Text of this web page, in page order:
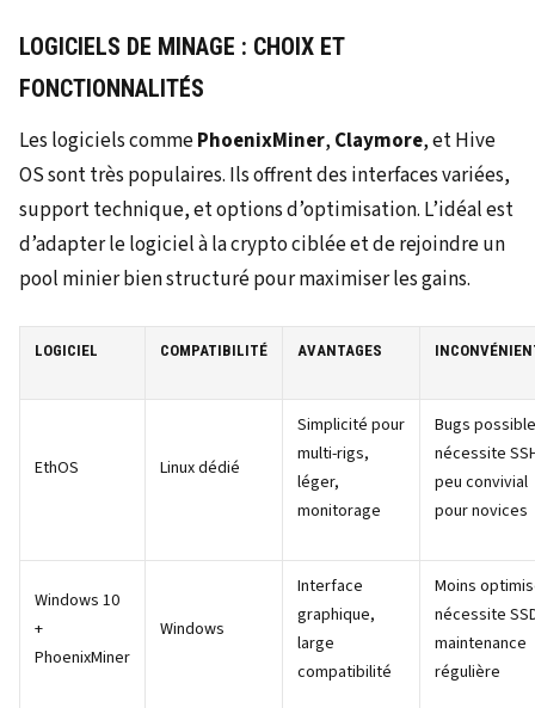
LOGICIELS DE MINAGE : CHOIX ET
FONCTIONNALITÉS
Les logiciels commePhoenixMiner, Claymore, et Hive
OS sont très populaires. Ils offrent des interfaces variées,
support technique, et options d’optimisation. L’idéal est
d’adapter le logiciel à la crypto ciblée et de rejoindre un
pool minier bien structuré pour maximiser les gains.
LOGICIEL COMPATIBILITÉ AVANTAGES
EthOS Linux dédié
Simplicité pour
multi-rigs,
léger,
monitorage
Bugs
nécessite
peu convivial
pour novices
Windows 10
+
PhoenixMiner
Windows
Interface
graphique,
large
compatibilité
Moins
nécessite
maintenance
régulière